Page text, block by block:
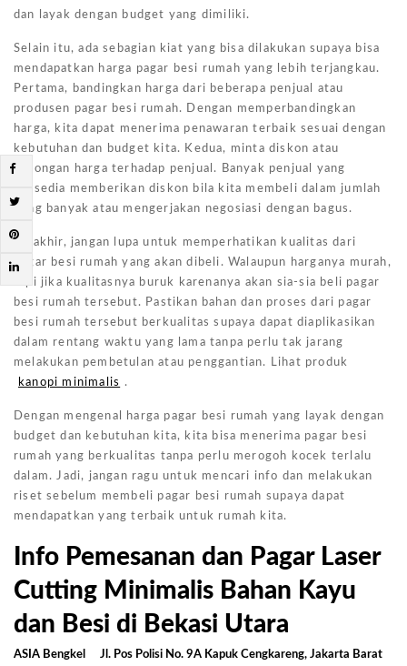
dan layak dengan budget yang dimiliki.
Selain itu, ada sebagian kiat yang bisa dilakukan supaya bisa
mendapatkan harga pagar besi rumah yang lebih terjangkau.
Pertama, bandingkan harga dari beberapa penjual atau
produsen pagar besi rumah. Dengan memperbandingkan
harga, kita dapat menerima penawaran terbaik sesuai dengan
kebutuhan dan budget kita. Kedua, minta diskon atau
potongan harga terhadap penjual. Banyak penjual yang
bersedia memberikan diskon bila kita membeli dalam jumlah
yang banyak atau mengerjakan negosiasi dengan bagus.
Terakhir, jangan lupa untuk memperhatikan kualitas dari
pagar besi rumah yang akan dibeli. Walaupun harganya murah,
tapi jika kualitasnya buruk karenanya akan sia-sia beli pagar
besi rumah tersebut. Pastikan bahan dan proses dari pagar
besi rumah tersebut berkualitas supaya dapat diaplikasikan
dalam rentang waktu yang lama tanpa perlu tak jarang
melakukan pembetulan atau penggantian. Lihat produk
kanopi minimalis .
Dengan mengenal harga pagar besi rumah yang layak dengan
budget dan kebutuhan kita, kita bisa menerima pagar besi
rumah yang berkualitas tanpa perlu merogoh kocek terlalu
dalam. Jadi, jangan ragu untuk mencari info dan melakukan
riset sebelum membeli pagar besi rumah supaya dapat
mendapatkan yang terbaik untuk rumah kita.
Info Pemesanan dan Pagar Laser
Cutting Minimalis Bahan Kayu
dan Besi di Bekasi Utara
ASIA Bengkel
Jl. Pos Polisi No. 9A Kapuk Cengkareng, Jakarta Barat